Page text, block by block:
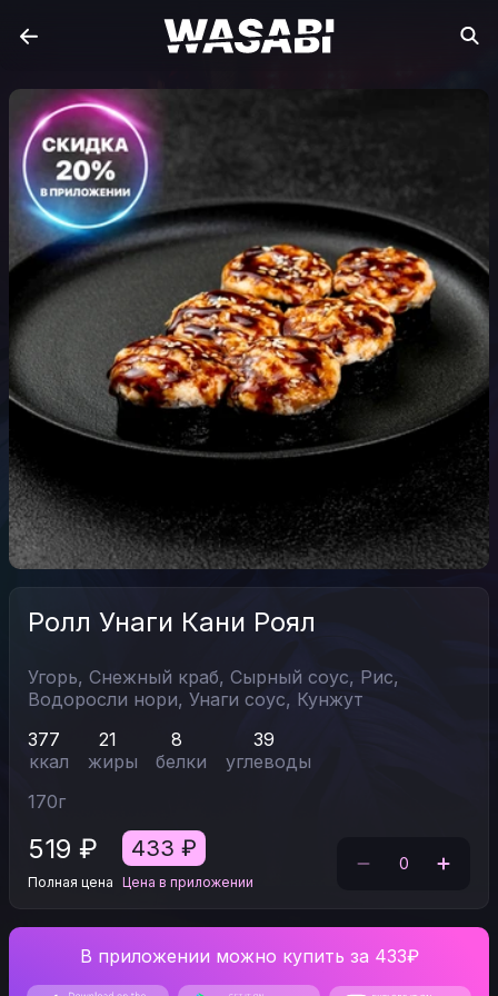
Ролл Унаги Кани Роял
Угорь, Снежный краб, Сырный соус, Рис,
Водоросли нори, Унаги соус, Кунжут
377
ккал
21
жиры
8
белки
39
углеводы
170г
519 ₽
Полная цена
433 ₽
Цена в приложении
0
В приложении можно купить за 433₽